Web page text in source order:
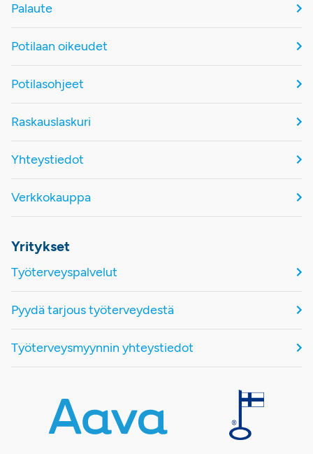
Palaute
Potilaan oikeudet
Potilasohjeet
Raskauslaskuri
Yhteystiedot
Verkkokauppa
Yritykset
Työterveyspalvelut
Pyydä tarjous työterveydestä
Työterveysmyynnin yhteystiedot